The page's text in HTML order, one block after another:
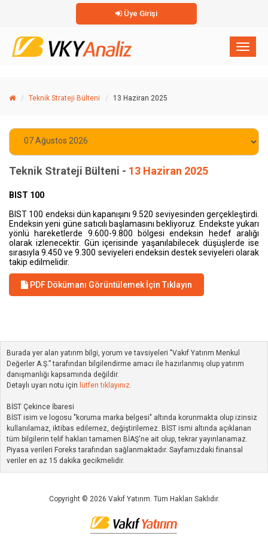
Üye Girişi
×
Teknik Strateji Bülteni 13 Haziran 2025
Teknik Strateji Bülteni - 13 Haziran 2025
BIST 100
BIST 100 endeksi dün kapanışını 9.520 seviyesinden gerçekleştirdi.
Endeksin yeni güne satıcılı başlamasını bekliyoruz. Endekste yukarı
yönlü hareketlerde 9.600-9.800 bölgesi endeksin hedef aralığı
olarak izlenecektir. Gün içerisinde yaşanılabilecek düşüşlerde ise
sırasıyla 9.450 ve 9.300 seviyeleri endeksin destek seviyeleri olarak
takip edilmelidir.
PDF Dökümanı Görüntülemek İçin Tıklayın
Burada yer alan yatırım bilgi, yorum ve tavsiyeleri "Vakıf Yatırım Menkul
Değerler A.Ş.” tarafından bilgilendirme amacı ile hazırlanmış olup yatırım
danışmanlığı kapsamında değildir.
Detaylı uyarı notu için lütfen tıklayınız.
BİST Çekince İbaresi
BİST isim ve logosu "koruma marka belgesi" altında korunmakta olup izinsiz
kullanılamaz, iktibas edilemez, değiştirilemez. BİST ismi altında açıklanan
tüm bilgilerin telif hakları tamamen BİAŞ'ne ait olup, tekrar yayınlanamaz.
Piyasa verileri Foreks tarafından sağlanmaktadır. Sayfamızdaki finansal
veriler en az 15 dakika gecikmelidir.
Copyright © 2026 Vakıf Yatırım. Tüm Hakları Saklıdır.